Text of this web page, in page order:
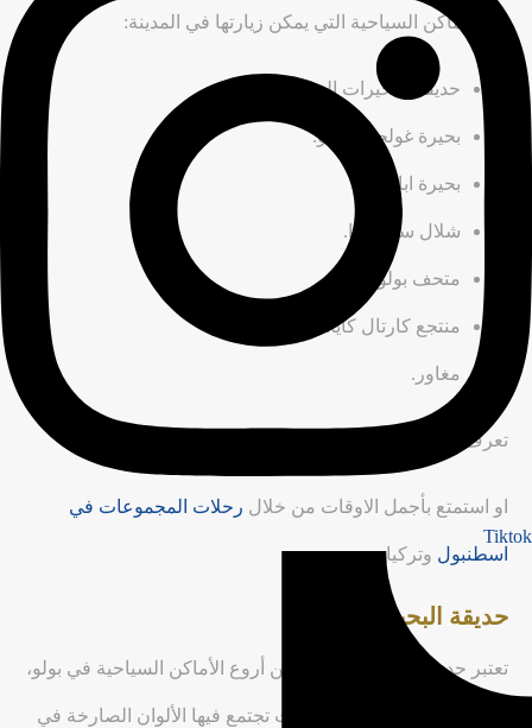
Tiktok
بين الأماكن السياحية التي يمكن زيارتها في المدينة:
حديقة البحيرات السبع.
بحيرة غولجوك بولو.
بحيرة ابانت.
شلال ساماندرا.
متحف بولو
منتجع كارتال كايا.
مغاور.
تعرف على تفاصيل تنظيم
او استمتع بأجمل الاوقات من خلال رحلات المجموعات في
اسطنبول وتركيا
حديقة البحيرات السبع
تعتبر حديقة البحيرات السبع من أروع الأماكن السياحية في بولو،
تسحر هذه الحديقة زوارها حيث تجتمع فيها الألوان الصارخة في